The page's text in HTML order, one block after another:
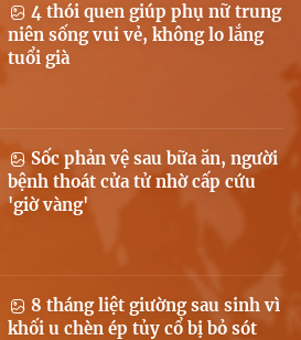
4 thói quen giúp phụ nữ trung
niên sống vui vẻ, không lo lắng
tuổi già
Sốc phản vệ sau bữa ăn, người
bệnh thoát cửa tử nhờ cấp cứu
'giờ vàng'
8 tháng liệt giường sau sinh vì
khối u chèn ép tủy cổ bị bỏ sót